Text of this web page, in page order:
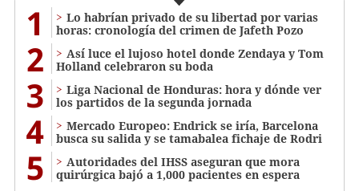
1
Lo habrían privado de su libertad por varias
horas: cronología del crimen de Jafeth Pozo
2
Así luce el lujoso hotel donde Zendaya y Tom
Holland celebraron su boda
3
Liga Nacional de Honduras: hora y dónde ver
los partidos de la segunda jornada
4
Mercado Europeo: Endrick se iría, Barcelona
busca su salida y se tamabalea fichaje de Rodri
5
Autoridades del IHSS aseguran que mora
quirúrgica bajó a 1,000 pacientes en espera